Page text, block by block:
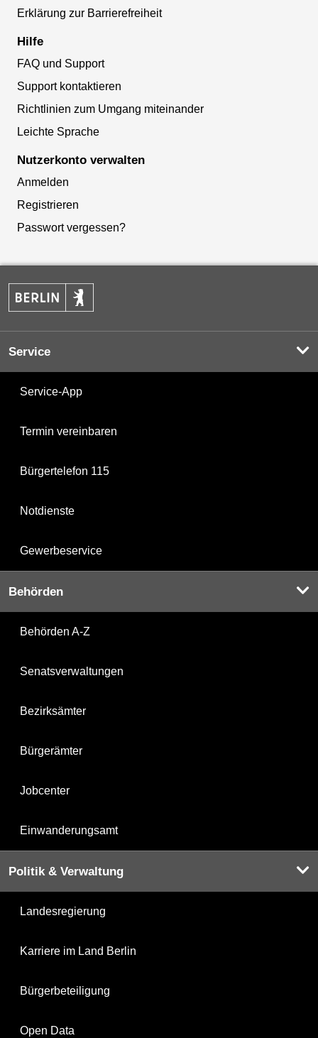
Erklärung zur Barrierefreiheit
Hilfe
FAQ und Support
Support kontaktieren
Richtlinien zum Umgang miteinander
Leichte Sprache
Nutzerkonto verwalten
Anmelden
Registrieren
Passwort vergessen?
Service
Service-App
Termin vereinbaren
Bürgertelefon 115
Notdienste
Gewerbeservice
Behörden
Behörden A-Z
Senatsverwaltungen
Bezirksämter
Bürgerämter
Jobcenter
Einwanderungsamt
Politik & Verwaltung
Landesregierung
Karriere im Land Berlin
Bürgerbeteiligung
Open Data